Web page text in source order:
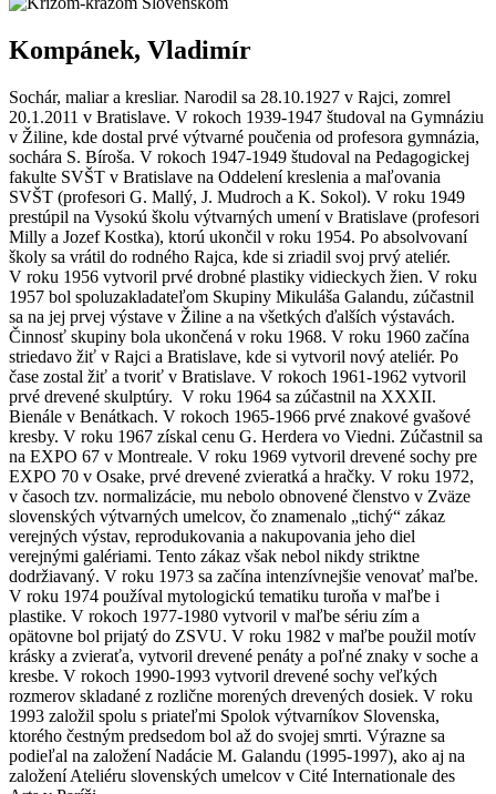
Kompánek, Vladimír
Sochár, maliar a kresliar. Narodil sa 28.10.1927 v Rajci, zomrel
20.1.2011 v Bratislave. V rokoch 1939-1947 študoval na Gymnáziu
v Žiline, kde dostal prvé výtvarné poučenia od profesora gymnázia,
sochára S. Bíroša. V rokoch 1947-1949 študoval na Pedagogickej
fakulte SVŠT v Bratislave na Oddelení kreslenia a maľovania
SVŠT (profesori G. Mallý, J. Mudroch a K. Sokol). V roku 1949
prestúpil na Vysokú školu výtvarných umení v Bratislave (profesori
Milly a Jozef Kostka), ktorú ukončil v roku 1954. Po absolvovaní
školy sa vrátil do rodného Rajca, kde si zriadil svoj prvý ateliér.
V roku 1956 vytvoril prvé drobné plastiky vidieckych žien. V roku
1957 bol spoluzakladateľom Skupiny Mikuláša Galandu, zúčastnil
sa na jej prvej výstave v Žiline a na všetkých ďalších výstavách.
Činnosť skupiny bola ukončená v roku 1968. V roku 1960 začína
striedavo žiť v Rajci a Bratislave, kde si vytvoril nový ateliér. Po
čase zostal žiť a tvoriť v Bratislave. V rokoch 1961-1962 vytvoril
prvé drevené skulptúry. V roku 1964 sa zúčastnil na XXXII.
Bienále v Benátkach. V rokoch 1965-1966 prvé znakové gvašové
kresby. V roku 1967 získal cenu G. Herdera vo Viedni. Zúčastnil sa
na EXPO 67 v Montreale. V roku 1969 vytvoril drevené sochy pre
EXPO 70 v Osake, prvé drevené zvieratká a hračky. V roku 1972,
v časoch tzv. normalizácie, mu nebolo obnovené členstvo v Zväze
slovenských výtvarných umelcov, čo znamenalo „tichý“ zákaz
verejných výstav, reprodukovania a nakupovania jeho diel
verejnými galériami. Tento zákaz však nebol nikdy striktne
dodržiavaný. V roku 1973 sa začína intenzívnejšie venovať maľbe.
V roku 1974 používal mytologickú tematiku turoňa v maľbe i
plastike. V rokoch 1977-1980 vytvoril v maľbe sériu zím a
opätovne bol prijatý do ZSVU. V roku 1982 v maľbe použil motív
krásky a zvieraťa, vytvoril drevené penáty a poľné znaky v soche a
kresbe. V rokoch 1990-1993 vytvoril drevené sochy veľkých
rozmerov skladané z rozlične morených drevených dosiek. V roku
1993 založil spolu s priateľmi Spolok výtvarníkov Slovenska,
ktorého čestným predsedom bol až do svojej smrti. Výrazne sa
podieľal na založení Nadácie M. Galandu (1995-1997), ako aj na
založení Ateliéru slovenských umelcov v Cité Internationale des